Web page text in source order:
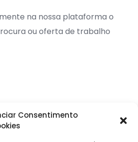
Consentimento
na nossa plataforma o
ou oferta de trabalho